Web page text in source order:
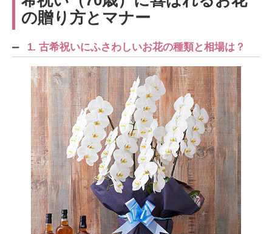
の贈り方とマナー
1. 古希祝いにふさわしいお花の種類と相場は？